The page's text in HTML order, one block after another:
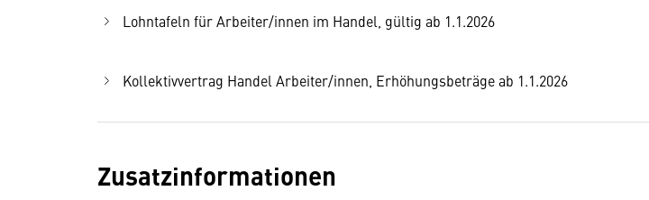
Lohntafeln für Arbeiter/innen im Handel, gültig ab 1.1.2026
Kollektivvertrag Handel Arbeiter/innen, Erhöhungsbeträge ab 1.1.2026
Zusatzinformationen